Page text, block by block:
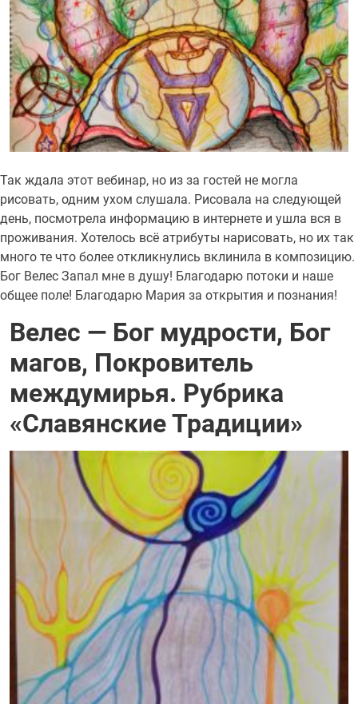
Так ждала этот вебинар, но из за гостей не могла
рисовать, одним ухом слушала. Рисовала на следующей
день, посмотрела информацию в интернете и ушла вся в
проживания. Хотелось всё атрибуты нарисовать, но их так
много те что более откликнулись вклинила в композицию.
Бог Велес Запал мне в душу! Благодарю потоки и наше
общее поле! Благодарю Мария за открытия и познания!
Велес — Бог мудрости, Бог
магов, Покровитель
междумирья. Рубрика
«Славянские Традиции»